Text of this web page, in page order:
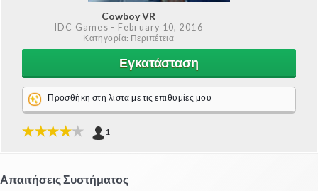
Cowboy VR
IDC Games - February 10, 2016
Κατηγορία: Περιπέτεια
Εγκατάσταση
Προσθήκη στη λίστα με τις επιθυμίες μου
1
Απαιτήσεις Συστήματος